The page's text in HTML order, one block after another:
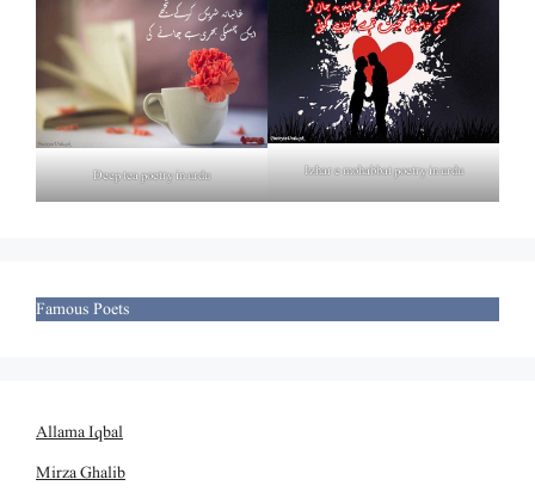
Deep tea poetry in urdu Izhar e mohabbat poetry in urdu
Famous Poets
Allama Iqbal
Mirza Ghalib